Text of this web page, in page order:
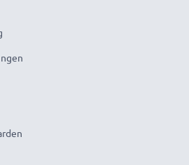
sinds 2004 weten wij,
producten om draait.
garantie van 36 maanden!